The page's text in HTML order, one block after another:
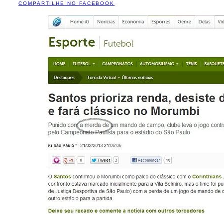
COMPARTILHE NO FACEBOOK